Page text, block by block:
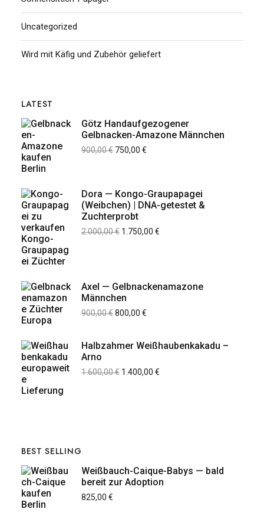
Uncategorized
Wird mit Käfig und Zubehör geliefert
LATEST
Götz Handaufgezogener
Gelbnacken-Amazone Männchen
900,00€ 750,00 €
Dora — Kongo-Graupapagei
(Weibchen) | DNA-getestet &
Zuchterprobt
2.000,00€ 1.750,00 €
Axel — Gelbnackenamazone
Männchen
900,00€800,00 €
Halbzahmer Weißhaubenkakadu –
Arno
1.600,00€ 1.400,00 €
BEST SELLING
Weißbauch-Caique-Babys — bald
bereit zur Adoption
825,00 €